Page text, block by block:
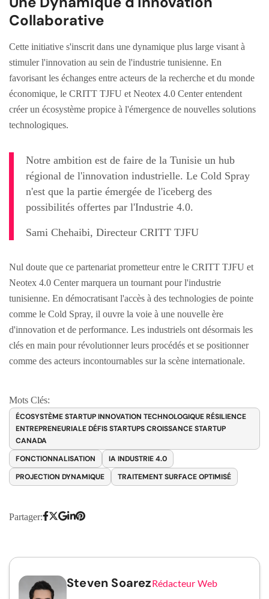
Collaborative
Cette initiative s'inscrit dans une dynamique plus large visant à
stimuler l'innovation au sein de l'industrie tunisienne. En
favorisant les échanges entre acteurs de la recherche et du monde
économique, le CRITT TJFU et Neotex 4.0 Center entendent
créer un écosystème propice à l'émergence de nouvelles solutions
technologiques.
Notre ambition est de faire de la Tunisie un hub
régional de l'innovation industrielle. Le Cold Spray
n'est que la partie émergée de l'iceberg des
possibilités offertes par l'Industrie 4.0.
Sami Chehaibi, Directeur CRITT TJFU
Nul doute que ce partenariat prometteur entre le CRITT TJFU et
Neotex 4.0 Center marquera un tournant pour l'industrie
tunisienne. En démocratisant l'accès à des technologies de pointe
comme le Cold Spray, il ouvre la voie à une nouvelle ère
d'innovation et de performance. Les industriels ont désormais les
clés en main pour révolutionner leurs procédés et se positionner
comme des acteurs incontournables sur la scène internationale.
Mots Clés:
ÉCOSYSTÈME STARTUP INNOVATION TECHNOLOGIQUE RÉSILIENCE
ENTREPRENEURIALE DÉFIS STARTUPS CROISSANCE STARTUP
CANADA
FONCTIONNALISATION
IA INDUSTRIE 4.0
PROJECTION DYNAMIQUE
TRAITEMENT SURFACE OPTIMISÉ
Partager:
Steven SoarezRédacteur Web